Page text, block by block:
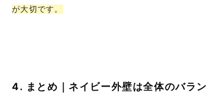
が大切です。
4. まとめ｜ネイビー外壁は全体のバラン